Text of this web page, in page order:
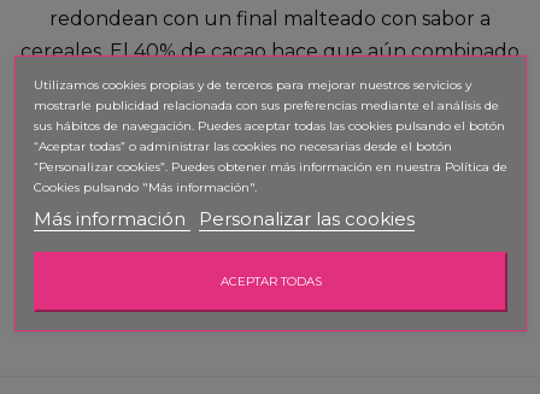
redondean con un final malteado con sabor a
cereales. El 40% de cacao hace que aún combinado
con leche, se mantenga la intensidad del chocolate
sin demasiado dulzor.
Frambuesa
Frambuesa natural y chocolate Grand Cru Manjari
64%. Al probarlo, el paladar percibe enseguida notas
Utilizamos cookies propias y de terceros para mejorar nuestros servicios y
mostrarle publicidad relacionada con sus preferencias mediante el análisis de
sus hábitos de navegación. Puedes aceptar todas las cookies pulsando el botón
“Aceptar todas” o administrar las cookies no necesarias desde el botón
“Personalizar cookies”. Puedes obtener más información en nuestra Política de
Cookies pulsando "Más información".
Más información Personalizar las cookies
ACEPTAR TODAS